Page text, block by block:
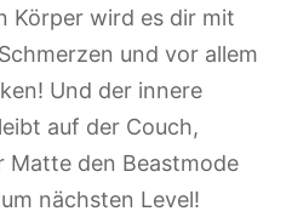
Körper wird es dir mit
und vor allem
Und der innere
auf der Couch,
Matte den Beastmode
nächsten Level!